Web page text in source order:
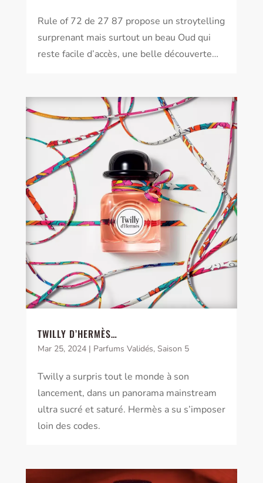
Rule of 72 de 27 87 propose un stroytelling
surprenant mais surtout un beau Oud qui
reste facile d’accès, une belle découverte…
TWILLY D’HERMÈS…
Mar 25, 2024| Parfums Validés, Saison 5
Twilly a surpris tout le monde à son
lancement, dans un panorama mainstream
ultra sucré et saturé. Hermès a su s’imposer
loin des codes.